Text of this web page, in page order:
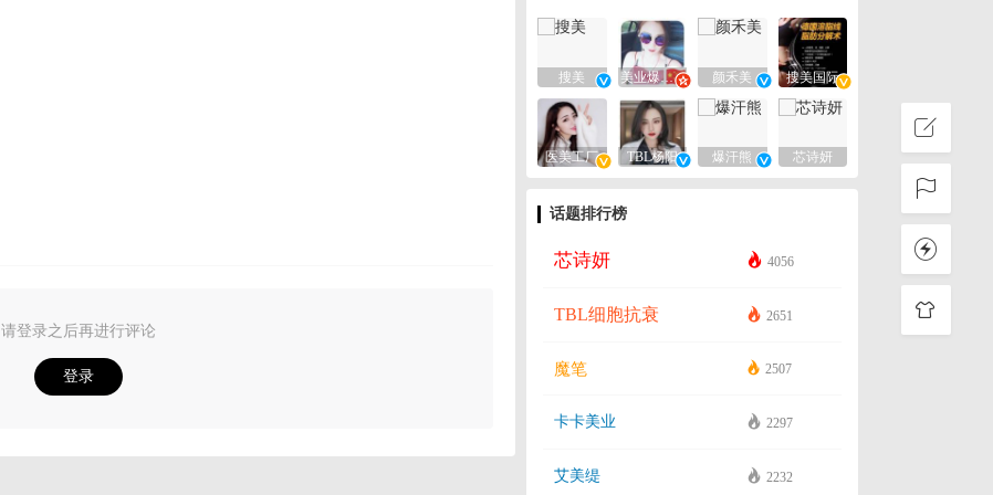
请登录之后再进行评论
登录
搜美 美业爆款平台 颜禾美 搜美国际
医美工厂 TBL杨阳 爆汗熊 芯诗妍
话题排行榜
芯诗妍 4056
TBL细胞抗衰 2651
魔笔 2507
卡卡美业 2297
艾美缇 2232